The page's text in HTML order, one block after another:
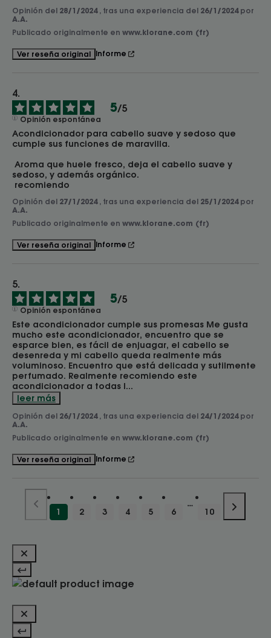
Opinión del 28/1/2024 , tras una experiencia del 26/1/2024 por
A.A.
Publicado originalmente en www.klorane.com (fr)
Ver reseña original Informe
5/5
Opinión espontánea
Acondicionador para cabello suave y sedoso que
cumple sus funciones de maravilla.
sedoso, y además orgánico.
recomiendo
Opinión del 27/1/2024 , tras una experiencia del 25/1/2024 por
A.A.
Publicado originalmente en www.klorane.com (fr)
Ver reseña original Informe
5/5
Opinión espontánea
Este acondicionador cumple sus promesas Me gusta
mucho este acondicionador, encuentro que se
esparce bien, es fácil de enjuagar, el cabello se
desenreda y mi cabello queda realmente más
voluminoso. Encuentro que está delicada y sutilmente
perfumado. Realmente recomiendo este
acondicionador a todas l...
leer más
Opinión del 26/1/2024 , tras una experiencia del 24/1/2024 por
A.A.
Publicado originalmente en www.klorane.com (fr)
Ver reseña original Informe
1 2 3 4 5 6 10